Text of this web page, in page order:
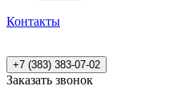
Контакты
+7 (383) 383-07-02
Заказать звонок